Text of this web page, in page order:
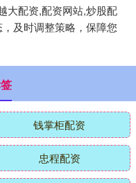
大配资,配资网站,炒股配
及时调整策略，保障您
钱掌柜配资
忠程配资